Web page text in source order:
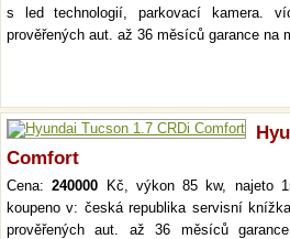
s led technologií, parkovací kamera.
prověřených aut. až 36 měsíců garance na
Comfort
Cena:240000 Kč, výkon 85 kw, najeto
koupeno v: česká republika servisní
prověřených aut. až 36 měsíců